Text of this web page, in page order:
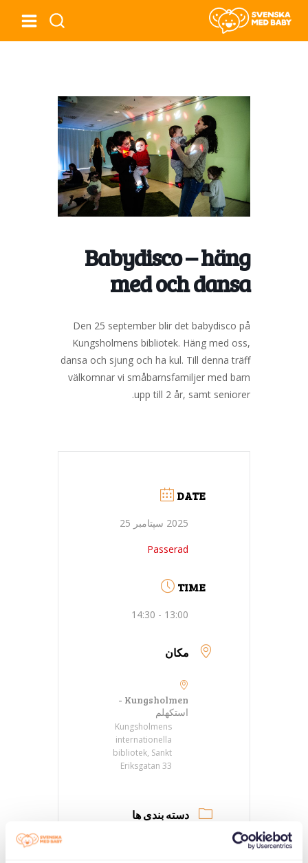
Babydisco – häng
med och dansa
Den 25 september blir det babydisco på
Kungsholmens bibliotek. Häng med oss,
dansa och sjung och ha kul. Till denna träff
välkomnar vi småbarnsfamiljer med barn
upp till 2 år, samt seniorer.
DATE
2025 سپتامبر 25
Passerad
TIME
13:00 - 14:30
مکان
Kungsholmen -
استکهلم
Kungsholmens
internationella
bibliotek, Sankt
Eriksgatan 33
دسته بندی ها